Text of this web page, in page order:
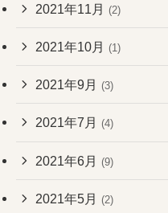
2021年11月 (2)
2021年10月 (1)
2021年9月 (3)
2021年7月 (4)
2021年6月 (9)
2021年5月 (2)